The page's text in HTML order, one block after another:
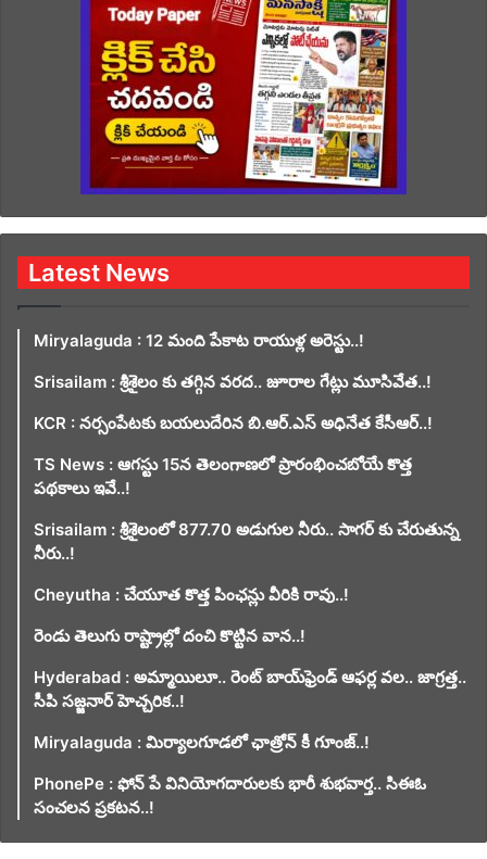
Latest News
Miryalaguda : 12 మంది పేకాట రాయుళ్ల అరెస్టు..!
Srisailam : శ్రీశైలం కు తగ్గిన వరద.. జూరాల గేట్లు మూసివేత..!
KCR : నర్సంపేటకు బయలుదేరిన బి.ఆర్.ఎస్ అధినేత కేసీఆర్..!
TS News : ఆగస్టు 15న తెలంగాణలో ప్రారంభించబోయే కొత్త
పథకాలు ఇవే..!
Srisailam : శ్రీశైలంలో 877.70 అడుగుల నీరు.. సాగర్ కు చేరుతున్న
నీరు..!
Cheyutha : చేయూత కొత్త పింఛన్లు వీరికి రావు..!
రెండు తెలుగు రాష్ట్రాల్లో దంచి కొట్టిన వాన..!
Hyderabad : అమ్మాయిలూ.. రెంట్ బాయ్‌ఫ్రెండ్ ఆఫర్ల వల.. జాగ్రత్త..
సీపి సజ్జనార్ హెచ్చరిక..!
Miryalaguda : మిర్యాలగూడలో ఛాత్రోన్ కీ గూంజ్..!
PhonePe : ఫోన్ పే వినియోగదారులకు భారీ శుభవార్త.. సిఈఓ
సంచలన ప్రకటన..!